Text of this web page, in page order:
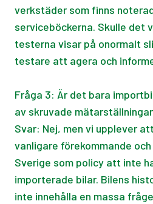
verkstäder som finns
serviceböckerna. Skulle det
testerna visar på onormalt
testare att agera och
Fråga 3: Är det bara
av skruvade
Svar: Nej, men vi upplever
vanligare förekommande
Sverige som policy att inte
importerade bilar. Bilens
inte innehålla en massa